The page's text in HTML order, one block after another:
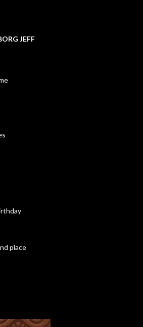
JEFF
place